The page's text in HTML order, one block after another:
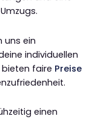
uns ein
individuellen
bieten faire Preise
einen